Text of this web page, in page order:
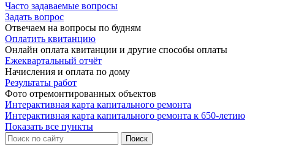
Часто задаваемые вопросы
Задать вопрос
Отвечаем на вопросы по будням
Оплатить квитанцию
Онлайн оплата квитанции и другие способы оплаты
Ежеквартальный отчёт
Начисления и оплата по дому
Результаты работ
Фото отремонтированных объектов
Интерактивная карта капитального ремонта
Интерактивная карта капитального ремонта к 650-летию
Показать все пункты